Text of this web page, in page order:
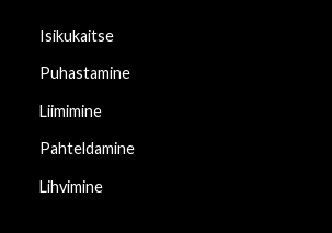
Isikukaitse
Puhastamine
Liimimine
Pahteldamine
Lihvimine